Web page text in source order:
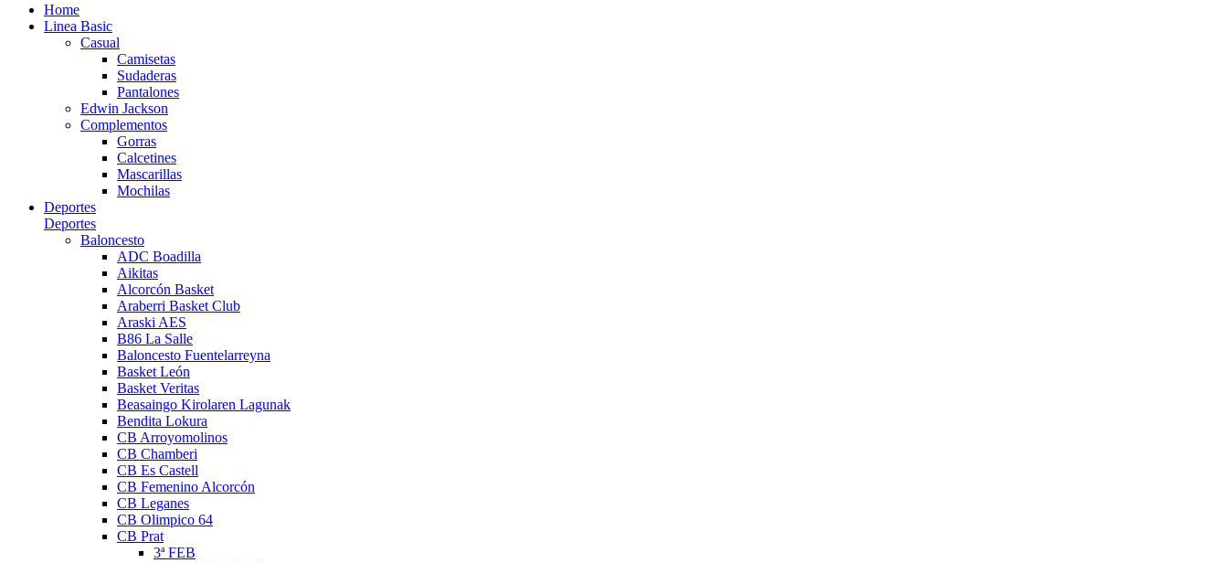
Home
Linea Basic
Casual
Camisetas
Sudaderas
Pantalones
Edwin Jackson
Complementos
Gorras
Calcetines
Mascarillas
Mochilas
Deportes
Deportes
Baloncesto
ADC Boadilla
Aikitas
Alcorcón Basket
Araberri Basket Club
Araski AES
B86 La Salle
Baloncesto Fuentelarreyna
Basket León
Basket Veritas
Beasaingo Kirolaren Lagunak
Bendita Lokura
CB Arroyomolinos
CB Chamberi
CB Es Castell
CB Femenino Alcorcón
CB Leganes
CB Olimpico 64
CB Prat
3ª FEB